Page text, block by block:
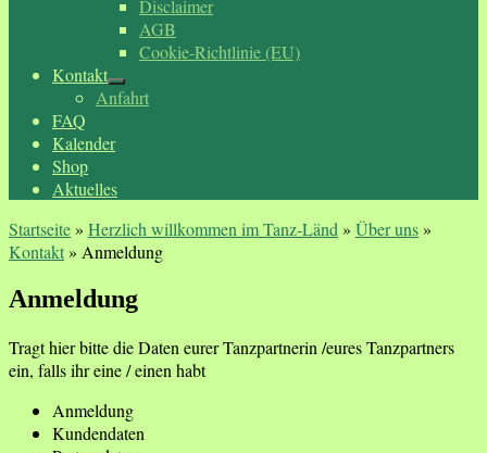
Disclaimer
AGB
Cookie-Richtlinie (EU)
Kontakt
Anfahrt
FAQ
Kalender
Shop
Aktuelles
Startseite» Herzlich willkommen im Tanz-Länd » Über uns»
Kontakt» Anmeldung
Anmeldung
Tragt hier bitte die Daten eurer Tanzpartnerin /eures Tanzpartners
ein, falls ihr eine / einen habt
Anmeldung
Kundendaten